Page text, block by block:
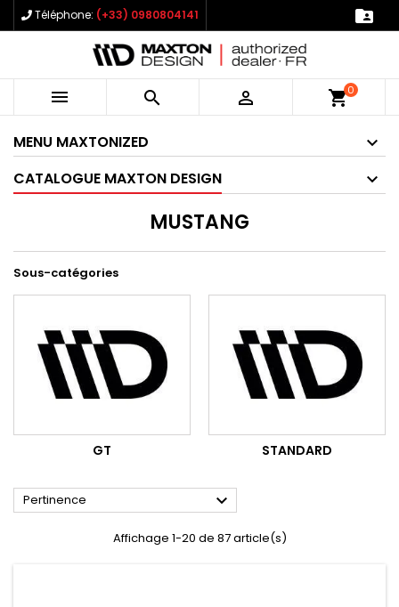
Téléphone: (+33) 0980804141 
   shopping_cart0
MENU MAXTONIZED
CATALOGUE MAXTON DESIGN
MUSTANG
Sous-catégories
GT STANDARD
Pertinence 
Affichage 1-20 de 87 article(s)